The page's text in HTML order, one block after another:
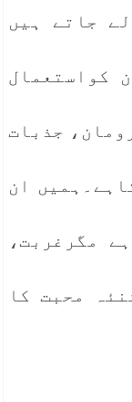
جاتے ہیں
کواستعمال
جذبات
ان
مگرغربت،
محبت کا